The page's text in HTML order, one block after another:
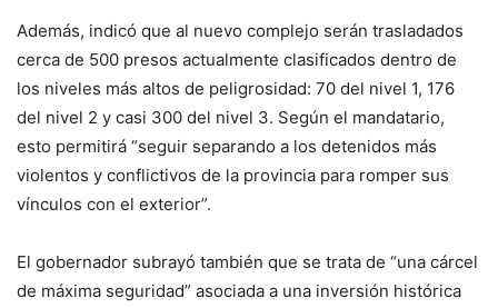
Además, indicó que al nuevo complejo serán trasladados
cerca de 500 presos actualmente clasificados dentro de
los niveles más altos de peligrosidad: 70 del nivel 1, 176
del nivel 2 y casi 300 del nivel 3. Según el mandatario,
esto permitirá “seguir separando a los detenidos más
violentos y conflictivos de la provincia para romper sus
vínculos con el exterior”.
El gobernador subrayó también que se trata de “una cárcel
de máxima seguridad” asociada a una inversión histórica